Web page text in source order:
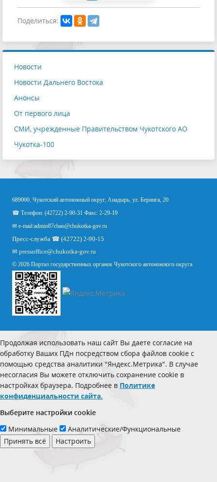
Поделиться:
Новости
Новости Дальнего Востока
Анонсы
От первого лица
СМИ, учрежденные Правительством Чукотского АО
Чукотка-100
689000, Чукотский автономный округ, Анадырь, ул. Беринга, 20
☎ Телефон: (42722) 2-90-31 Факс: 2-29-19
✉ e-mail:admin87chao@chukotka-gov.ru
Пресс-служба ☎ (42722) 2-90-15
✉ pressoffice@chukotka-gov.ru
© 2026 Портал государственных органов Чукотского автономного округа
Продолжая использовать наш сайт Вы даете согласие на
обработку Ваших ПДн посредством сбора файлов cookie с
помощью средства аналитики "Яндекс.Метрика". В случае
несогласия Вы можете отключить сохранение cookie в
настройках браузера. Подробнее в Политике
конфиденциальности сайта.
Выберите настройки cookie
Минимальные
Аналитические/Функциональные
Принять всё
Настроить